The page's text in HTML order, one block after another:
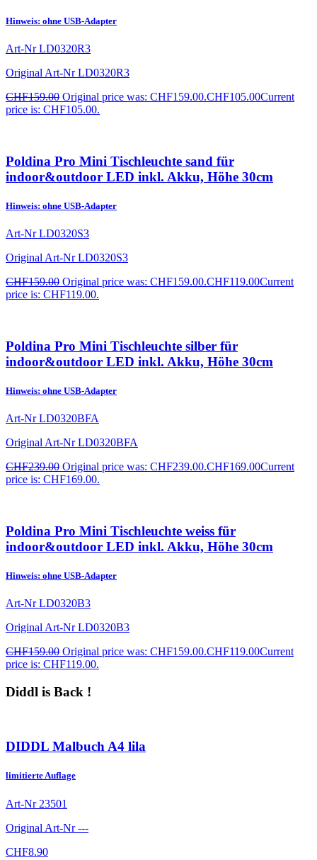
Hinweis: ohne USB-Adapter
Art-NrLD0320R3
Original Art-NrLD0320R3
CHF159.00 Original price was: CHF159.00.CHF105.00Current
price is: CHF105.00.
Poldina Pro Mini Tischleuchte sand für
indoor&outdoor LED inkl. Akku, Höhe 30cm
Hinweis: ohne USB-Adapter
Art-NrLD0320S3
Original Art-NrLD0320S3
CHF159.00 Original price was: CHF159.00.CHF119.00Current
price is: CHF119.00.
Poldina Pro Mini Tischleuchte silber für
indoor&outdoor LED inkl. Akku, Höhe 30cm
Hinweis: ohne USB-Adapter
Art-NrLD0320BFA
Original Art-NrLD0320BFA
CHF239.00 Original price was: CHF239.00.CHF169.00Current
price is: CHF169.00.
Poldina Pro Mini Tischleuchte weiss für
indoor&outdoor LED inkl. Akku, Höhe 30cm
Hinweis: ohne USB-Adapter
Art-NrLD0320B3
Original Art-NrLD0320B3
CHF159.00 Original price was: CHF159.00.CHF119.00Current
price is: CHF119.00.
Diddl is Back !
DIDDL Malbuch A4 lila
limitierte Auflage
Art-Nr 23501
Original Art-Nr---
CHF8.90